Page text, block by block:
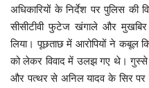
खेल
बिजनेस
अधिकारियों के निर्देश पर पुलिस
सीसीटीवी फुटेज खंगाले और
लिया। पूछताछ में आरोपियों ने कबूल
को लेकर विवाद में उलझ गए थे। गुस्से
और पत्थर से अनिल यादव के सिर पर